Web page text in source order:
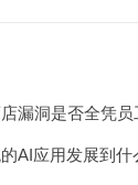
漏洞是否全凭
AI应用发展到什